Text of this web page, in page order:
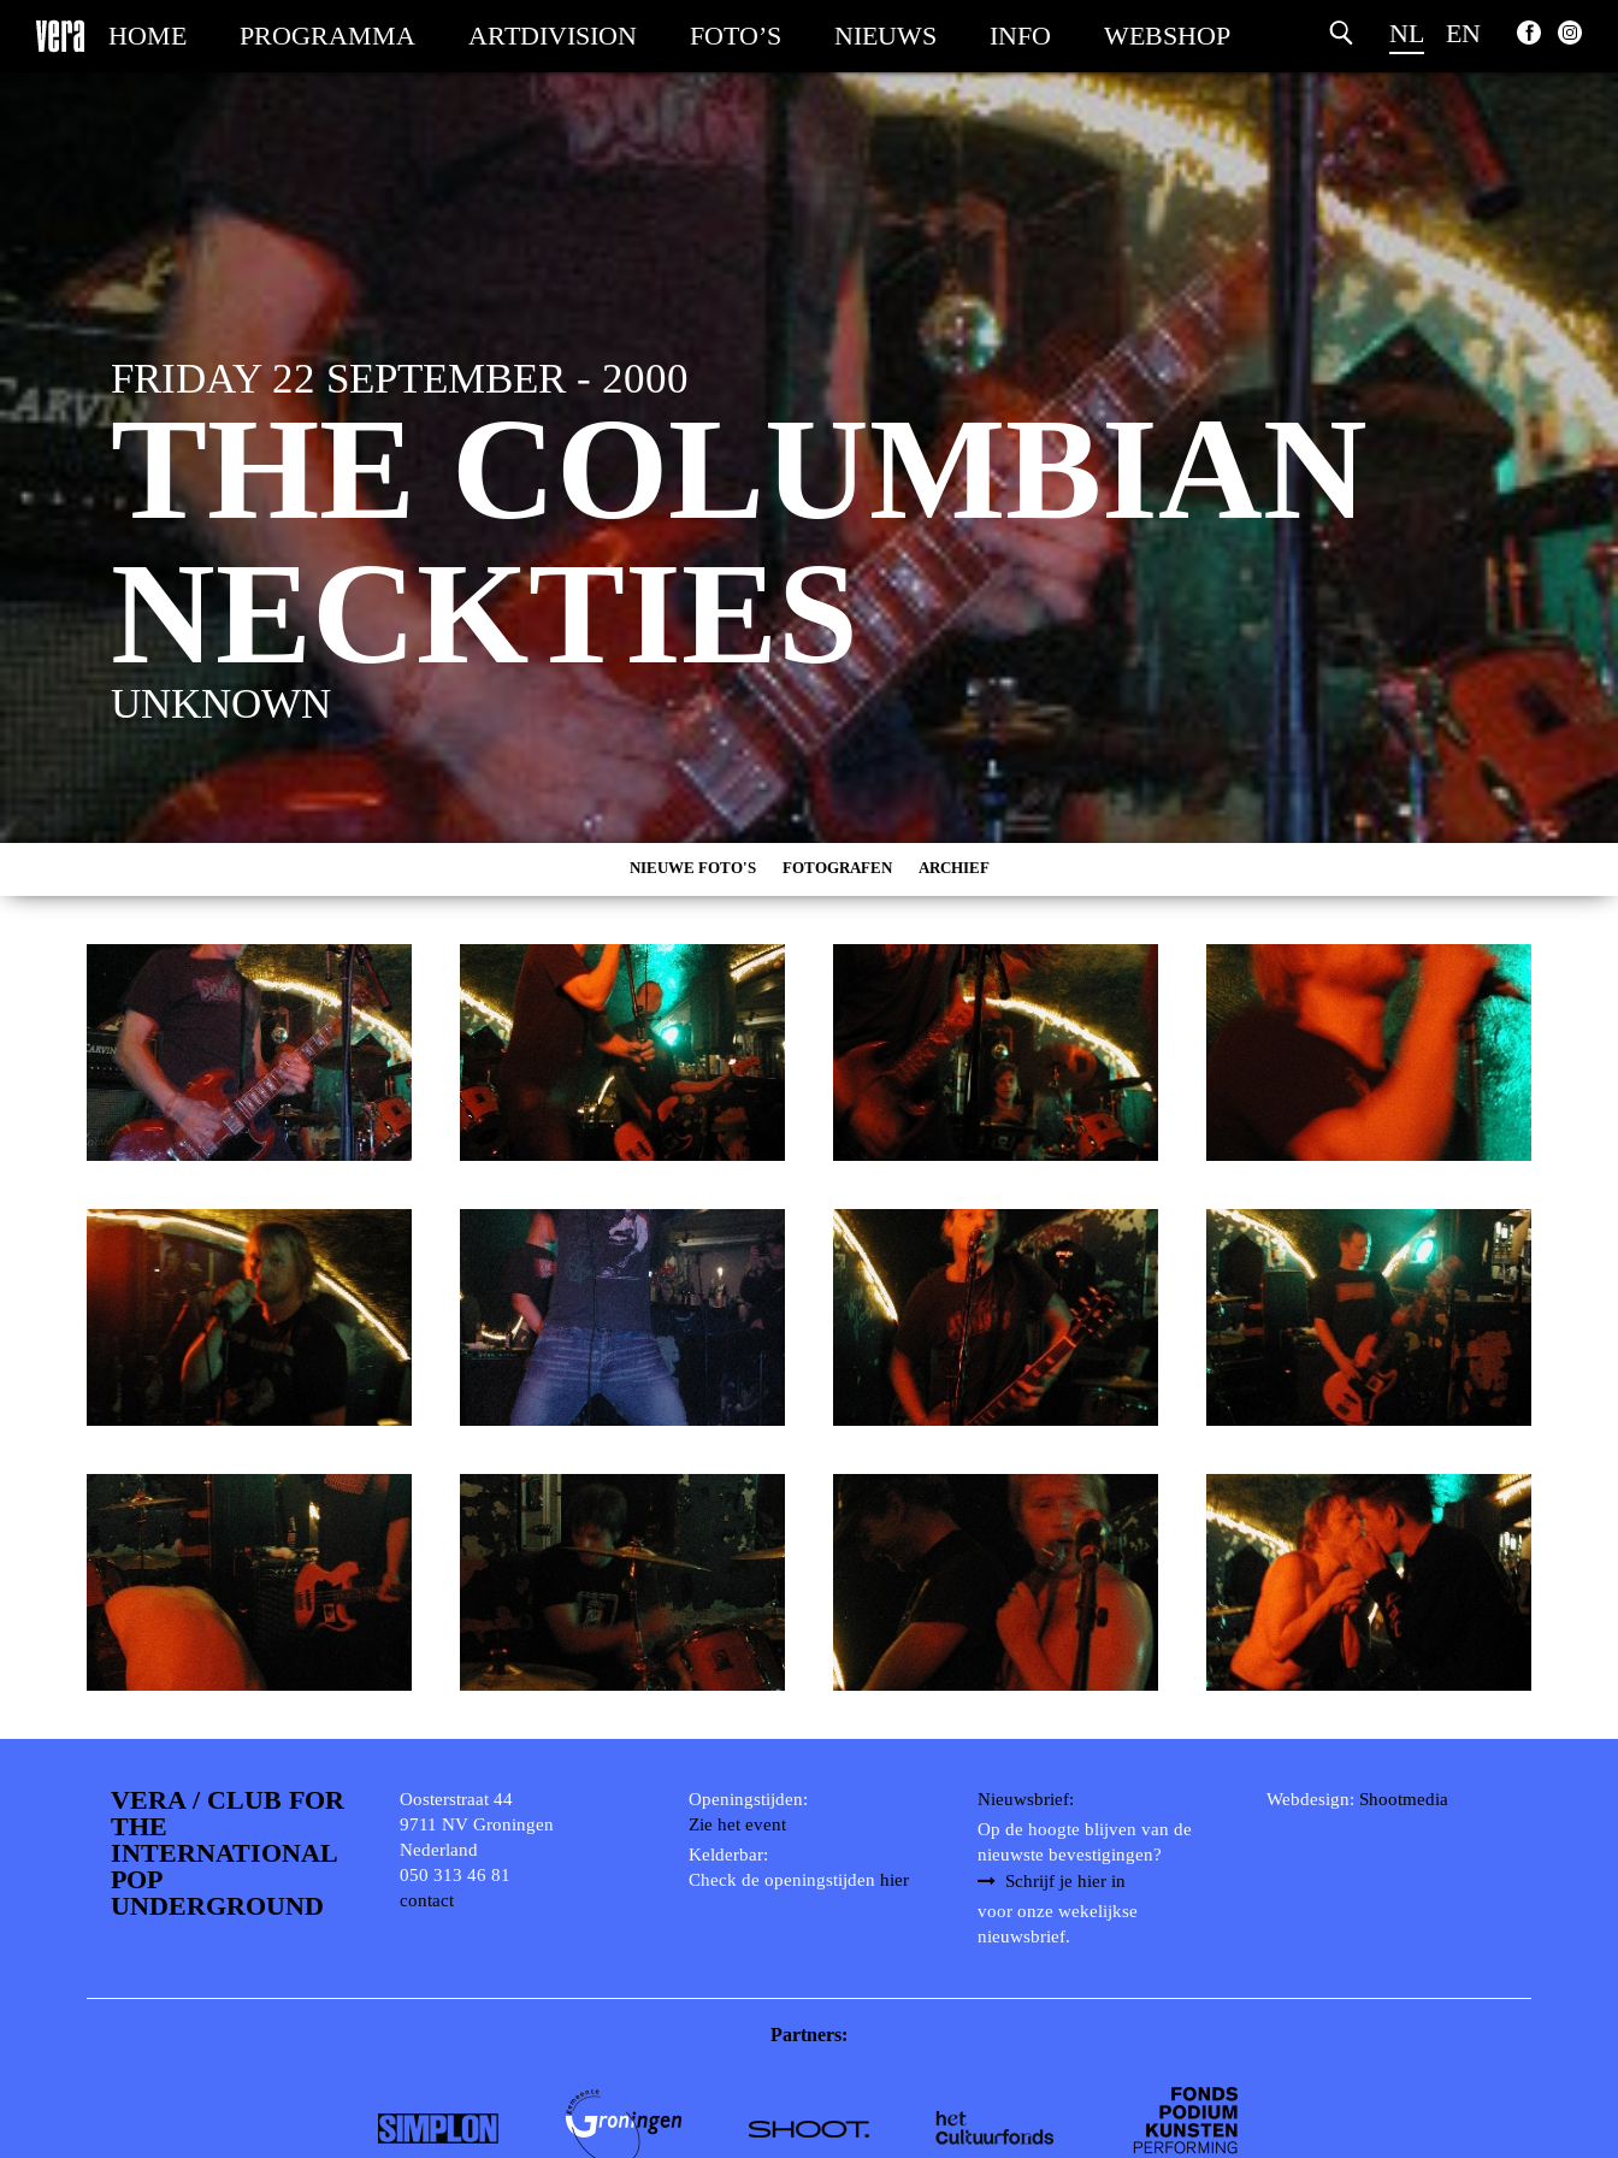
NL EN
HOME PROGRAMMA ARTDIVISION FOTO’S NIEUWS INFO WEBSHOP
FRIDAY 22 SEPTEMBER - 2000
THE COLUMBIAN
NECKTIES
UNKNOWN
NIEUWE FOTO'S FOTOGRAFEN
MARC DE KROSSE
SIMONE V/D HEIJDEN
PEER
MISCHA VEENEMA
JEROEN DEKKER
BOB DE VRIES
RICHARD POSTMA
SASKIA LUDDEN
CASHMYRA ROZENDAAL
MARTSEN HUT
ARSEN TSKHAY
ERYN BOSMA
ELINE KAMMINGA
KAREN SAAMAN
ARCHIEF
2026
2025
2022
2021
2020
2017
2016
2015
2012
2011
2009
2008
2007
2006
2005
2004
2003
1983
VERA / CLUB FOR
THE
INTERNATIONAL
POP
UNDERGROUND
Oosterstraat 44
9711 NV Groningen
Nederland
050 313 46 81
contact
Openingstijden:
Zie het event
Kelderbar:
Check de openingstijden hier
Nieuwsbrief:
Op de hoogte blijven van de
nieuwste bevestigingen?
Schrijf je hier in
voor onze wekelijkse
nieuwsbrief.
Webdesign: Shootmedia
Partners: